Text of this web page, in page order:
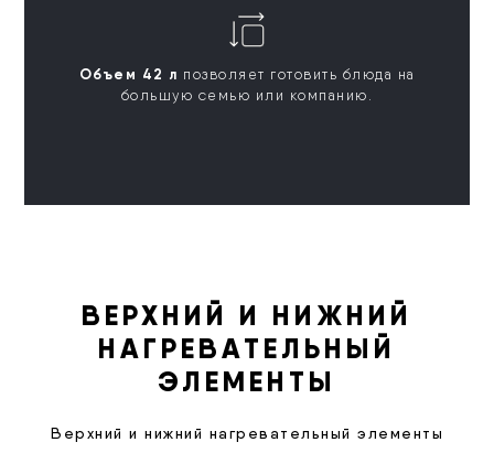
Объем 42 л позволяет готовить блюда на
большую семью или компанию.
ВЕРХНИЙ И НИЖНИЙ
НАГРЕВАТЕЛЬНЫЙ
ЭЛЕМЕНТЫ
Верхний и нижний нагревательный элементы